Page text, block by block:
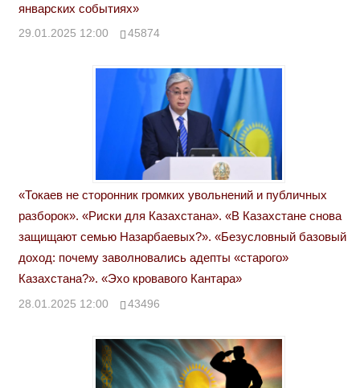
январских событиях»
29.01.2025 12:00 45874
«Токаев не сторонник громких увольнений и публичных
разборок». «Риски для Казахстана». «В Казахстане снова
защищают семью Назарбаевых?». «Безусловный базовый
доход: почему заволновались адепты «старого»
Казахстана?». «Эхо кровавого Кантара»
28.01.2025 12:00 43496